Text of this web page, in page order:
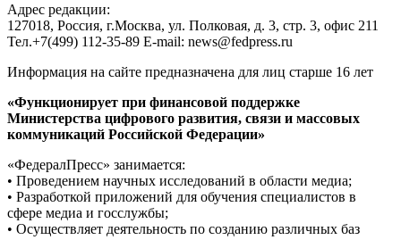
Адрес редакции:
127018, Россия, г.Москва, ул. Полковая, д. 3, стр. 3, офис 211
Тел.+7(499) 112-35-89 E-mail: news@fedpress.ru
Информация на сайте предназначена для лиц старше 16 лет
«Функционирует при финансовой поддержке
Министерства цифрового развития, связи и массовых
коммуникаций Российской Федерации»
«ФедералПресс» занимается:
• Проведением научных исследований в области медиа;
• Разработкой приложений для обучения специалистов в
сфере медиа и госслужбы;
• Осуществляет деятельность по созданию различных баз